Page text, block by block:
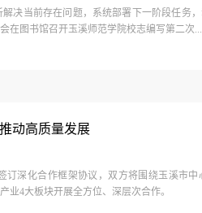
决当前存在问题，系统部署下一阶段任务
在图书馆召开玉溪师范学院校志编写第二次...
动高质量发展
订深化合作框架协议，双方将围绕玉溪市
业4大板块开展全方位、深层次合作。